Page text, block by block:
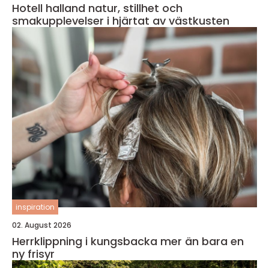
Hotell halland natur, stillhet och
smakupplevelser i hjärtat av västkusten
inspiration
02. August 2026
Herrklippning i kungsbacka mer än bara en
ny frisyr